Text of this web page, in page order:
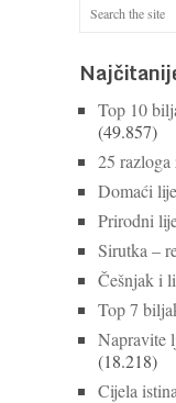
Top 10
(49.857)
25 razloga
Domaći
Prirodni
Sirutka –
Češnjak i
Top 7
Napravite
(18.218)
Cijela